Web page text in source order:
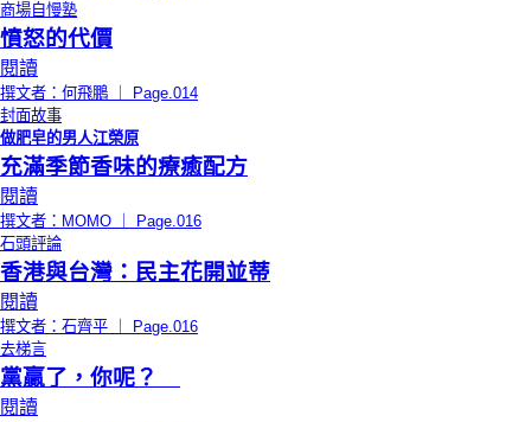
商場自慢塾
憤怒的代價
閱讀
撰文者：何飛鵬 ｜ Page.014
封面故事
做肥皂的男人江榮原
充滿季節香味的療癒配方
閱讀
撰文者：ΜΟΜΟ ｜ Page.016
石頭評論
香港與台灣：民主花開並蒂
閱讀
撰文者：石齊平 ｜ Page.016
去梯言
黨贏了，你呢？
閱讀